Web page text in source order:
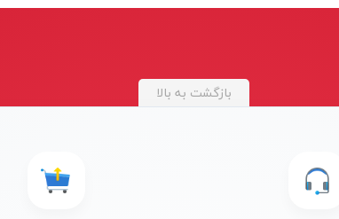
بازگشت به بالا